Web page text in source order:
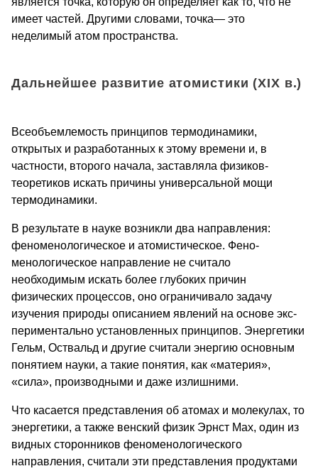
имеет частей. Другими словами, точка— это
неделимый атом пространства.
Дальнейшее развитие атомистики (XIX в.)
Всеобъемлемость принципов термо­динамики,
открытых и разработанных к этому времени и, в
частности, второго начала, заставляла физиков-
теоретиков искать причины универсальной мощи
термодинамики.
В результате в науке возникли два направления:
феноме­нологическое и атомистическое. Фено­
менологическое направление не счи­тало
необходимым искать более глубо­ких причин
физических процессов, оно ограничивало задачу
изучения приро­ды описанием явлений на основе экс­
периментально установленных принци­пов. Энергетики
Гельм, Оствальд и другие считали энергию основным
по­нятием науки, а такие понятия, как «ма­терия»,
«сила», производными и даже излишними.
Что касается представления об ато­мах и молекулах, то
энергетики, а так­же венский физик Эрнст Мах, один из
видных сторонников феноменологи­ческого
направления, считали эти пред­ставления продуктами